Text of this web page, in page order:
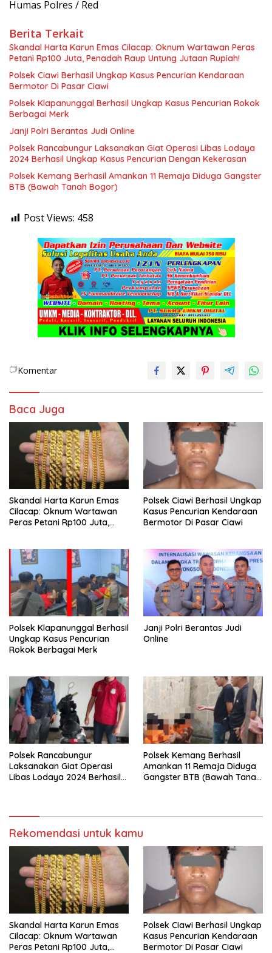
Humas Polres / Red
Berita Terkait
Skandal Harta Karun Emas Cilacap: Oknum Wartawan Peras
Petani Rp100 Juta, Penadah Raup Untung Jutaan Rupiah!
Polsek Ciawi Berhasil Ungkap Kasus Pencurian Kendaraan
Bermotor Di Pasar Ciawi
Polsek Klapanunggal Berhasil Ungkap Kasus Pencurian Rokok
Berbagai Merk
Janji Polri Berantas Judi Online
Polsek Rancabungur Laksanakan Giat Operasi Libas Lodaya
2024 Berhasil Ungkap Kasus Pencurian Dengan Kekerasan
Polsek Kemang Berhasil Amankan 11 Remaja Diduga Gangster
BTB (Bawah Tanah Bogor)
Post Views: 458
Komentar
Baca Juga
Skandal Harta Karun Emas
Cilacap: Oknum Wartawan
Peras Petani Rp100 Juta,
Polsek Ciawi Berhasil Ungkap
Kasus Pencurian Kendaraan
Bermotor Di Pasar Ciawi
Polsek Klapanunggal Berhasil
Ungkap Kasus Pencurian
Rokok Berbagai Merk
Janji Polri Berantas Judi
Online
Polsek Rancabungur
Laksanakan Giat Operasi
Libas Lodaya 2024 Berhasil
Polsek Kemang Berhasil
Amankan 11 Remaja Diduga
Gangster BTB (Bawah Tanah
Rekomendasi untuk kamu
Skandal Harta Karun Emas
Cilacap: Oknum Wartawan
Peras Petani Rp100 Juta,
Polsek Ciawi Berhasil Ungkap
Kasus Pencurian Kendaraan
Bermotor Di Pasar Ciawi